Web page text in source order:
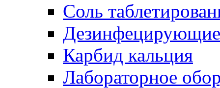
Соль
Дезинфецирующие
Карбид кальция
Лабораторное